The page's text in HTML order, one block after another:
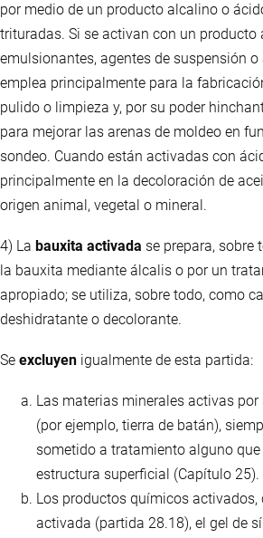
por medio de un producto alcalino o
trituradas. Si se activan con un producto
emulsionantes, agentes de suspensión
emplea principalmente para la
pulido o limpieza y, por su poder
para mejorar las arenas de moldeo en
sondeo. Cuando están activadas con
principalmente en la decoloración de
origen animal, vegetal o mineral.
4) La bauxita activada se prepara, sobre
la bauxita mediante álcalis o por un
apropiado; se utiliza, sobre todo, como
deshidratante o decolorante.
Se excluyen igualmente de esta partida:
Las materias minerales activas
(por ejemplo, tierra de batán),
sometido a tratamiento alguno
estructura superficial (Capítulo 25).
Los productos químicos
activada (partida 28.18), el gel de